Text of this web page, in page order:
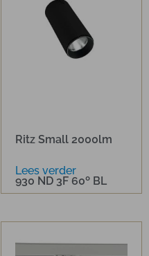
Ritz Small 2000lm
930 ND 3F 60º BL
Lees verder